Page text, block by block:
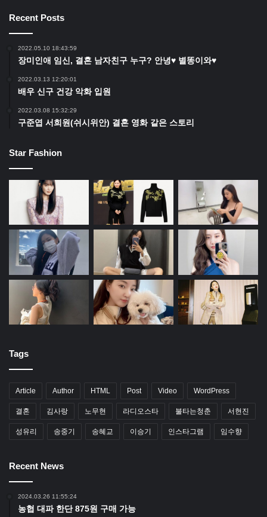
Recent Posts
2022.05.10 18:43:59
장미인애 임신, 결혼 남자친구 누구? 안녕♥ 별똥이와♥
2022.03.13 12:20:01
배우 신구 건강 악화 입원
2022.03.08 15:32:29
구준엽 서희원(쉬시위안) 결혼 영화 같은 스토리
Star Fashion
Tags
Article Author HTML Post Video WordPress
결혼 김사랑 노무현 라디오스타 불타는청춘 서현진
성유리 송중기 송혜교 이승기 인스타그램 임수향
Recent News
2024.03.26 11:55:24
농협 대파 한단 875원 구매 가능